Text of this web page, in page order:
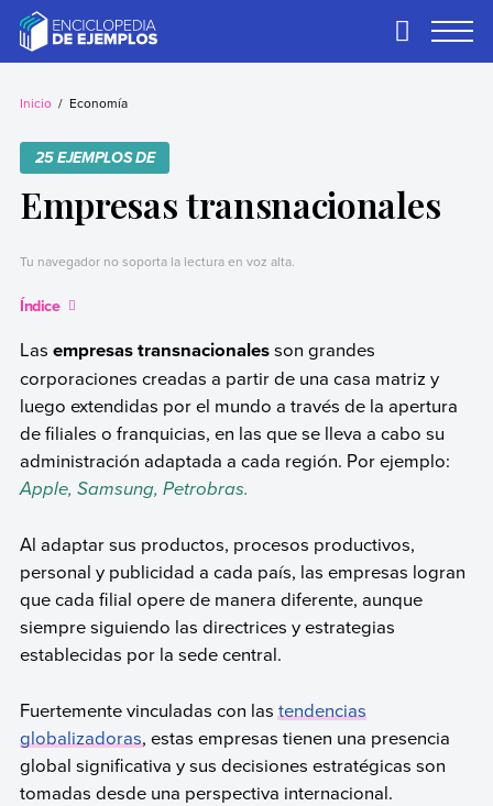
contentEjemplos
Necesitas ejemplos.
Primary
Inicio Economía
25 EJEMPLOS DE
Empresas transnacionales
Tu navegador no soporta la lectura en voz alta.
Índice
Las empresas transnacionalesson grandes
corporaciones creadas a partir de una casa matriz y
luego extendidas por el mundo a través de la apertura
de filiales o franquicias, en las que se lleva a cabo su
administración adaptada a cada región. Por ejemplo:
Apple, Samsung, Petrobras.
Al adaptar sus productos, procesos productivos,
personal y publicidad a cada país, las empresas logran
que cada filial opere de manera diferente, aunque
siempre siguiendo las directrices y estrategias
establecidas por la sede central.
Fuertemente vinculadas con lastendencias
globalizadoras, estas empresas tienen una presencia
global significativa y sus decisiones estratégicas son
tomadas desde una perspectiva internacional.